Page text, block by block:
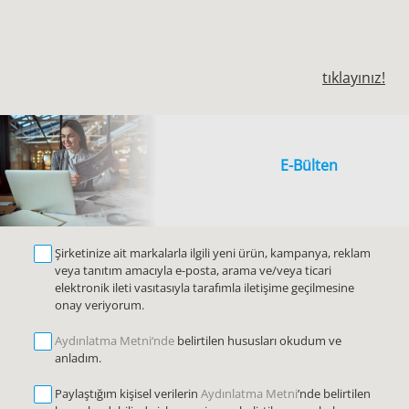
AC ISIMAR İNŞAAT DOĞALGAZ OTO KİRALAMA
3262277112
SARAYKENT MH.75.YIL BULV.NO:102/B / ANTAKYA
Hizmet Tipi : BAYİ
Ürün Tipi : KLİMA,KOMBİ,HAVA TEMİZLEME
ACON MÜHENDİSLİK TAAHHÜT LTD.ŞTİ
2127775979
SEYRANTEPE MAH. SARIKAYA SOK. NO:14 D:3 KAĞITHANE
İSTANBUL
tıklayınız!
E-Bülten
Şirketinize ait markalarla ilgili yeni ürün, kampanya, reklam
veya tanıtım amacıyla e-posta, arama ve/veya ticari
elektronik ileti vasıtasıyla tarafımla iletişime geçilmesine
onay veriyorum.
Aydınlatma Metni‘nde belirtilen hususları okudum ve
anladım.
Paylaştığım kişisel verilerin Aydınlatma Metni’nde belirtilen